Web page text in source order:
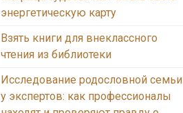
энергетическую карту
Взять книги для внеклассного
чтения из библиотеки
Исследование родословной семьи
у экспертов: как профессионалы